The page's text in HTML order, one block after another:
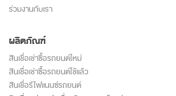
ร่วมงานกับเรา
ผลิตภัณฑ์
สินเชื่อเช่าซื้อรถยนต์ใหม่
สินเชื่อเช่าซื้อรถยนต์ใช้แล้ว
สินเชื่อรีไฟแนนซ์รถยนต์